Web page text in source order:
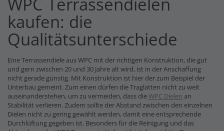
kaufen: die
Qualitätsunterschiede
Eine Terrassendiele aus WPC mit der richtigen Konstruktion, die gut
und gern zwischen 20 und 30 Jahre alt wird, ist in der Anschaffung
nicht gerade günstig. Mit Konstruktion ist hier der zum Beispiel der
Unterbau gemeint. Zum einen dürfen die Traglatten nicht zu weit
auseinanderstehen, um zu vermeiden, dass dieWPC Dielen an
Stabilität verlieren. Zudem sollte der Abstand zwischen den einzelnen
Dielen nicht zu gering gewählt werden, damit eine entsprechende
Durchlüftung gegeben ist. Besonders für die Reinigung und das